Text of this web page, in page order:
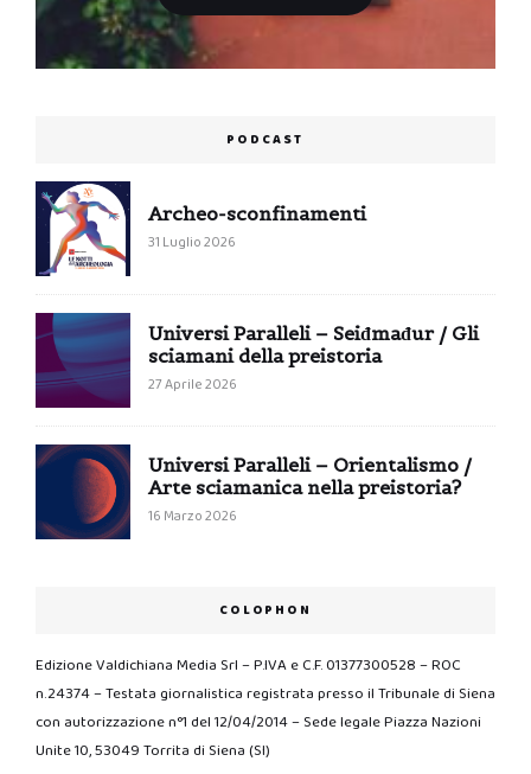
PODCAST
Archeo-sconfinamenti
31 Luglio 2026
Universi Paralleli – Seiđmađur / Gli
sciamani della preistoria
27 Aprile 2026
Universi Paralleli – Orientalismo /
Arte sciamanica nella preistoria?
16 Marzo 2026
COLOPHON
Edizione Valdichiana Media Srl – P.IVA e C.F. 01377300528 – ROC
n.24374 – Testata giornalistica registrata presso il Tribunale di Siena
con autorizzazione n°1 del 12/04/2014 – Sede legale Piazza Nazioni
Unite 10, 53049 Torrita di Siena (SI)